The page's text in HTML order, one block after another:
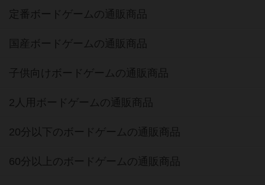
定番ボードゲームの通販商品
国産ボードゲームの通販商品
子供向けボードゲームの通販商品
2人用ボードゲームの通販商品
20分以下のボードゲームの通販商品
60分以上のボードゲームの通販商品